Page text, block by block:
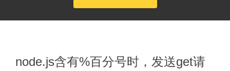
node.js含有%百分号时，发送get请